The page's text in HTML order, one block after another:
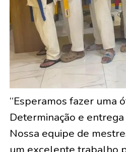
“Esperamos fazer uma
Determinação e
Nossa equipe de